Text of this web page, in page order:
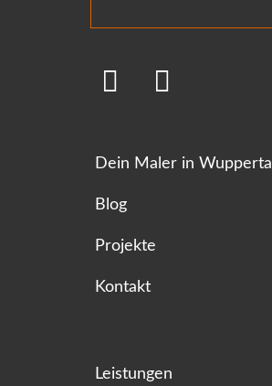
Dein Maler in Wuppertal
Blog
Projekte
Kontakt
Leistungen